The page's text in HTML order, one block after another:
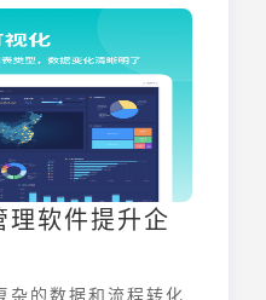
型：明星产品、现金
产品。 这一矩阵的建
行资源分配和战略
组合，提升市场竞争
业战略管理中的一项
软件提升企
杂的数据和流程转化